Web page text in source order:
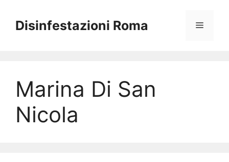
contenuto
Disinfestazioni Roma Menu
Marina Di San
Nicola